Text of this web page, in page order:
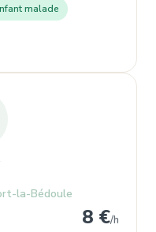
malade
la-Bédoule
8 €/h